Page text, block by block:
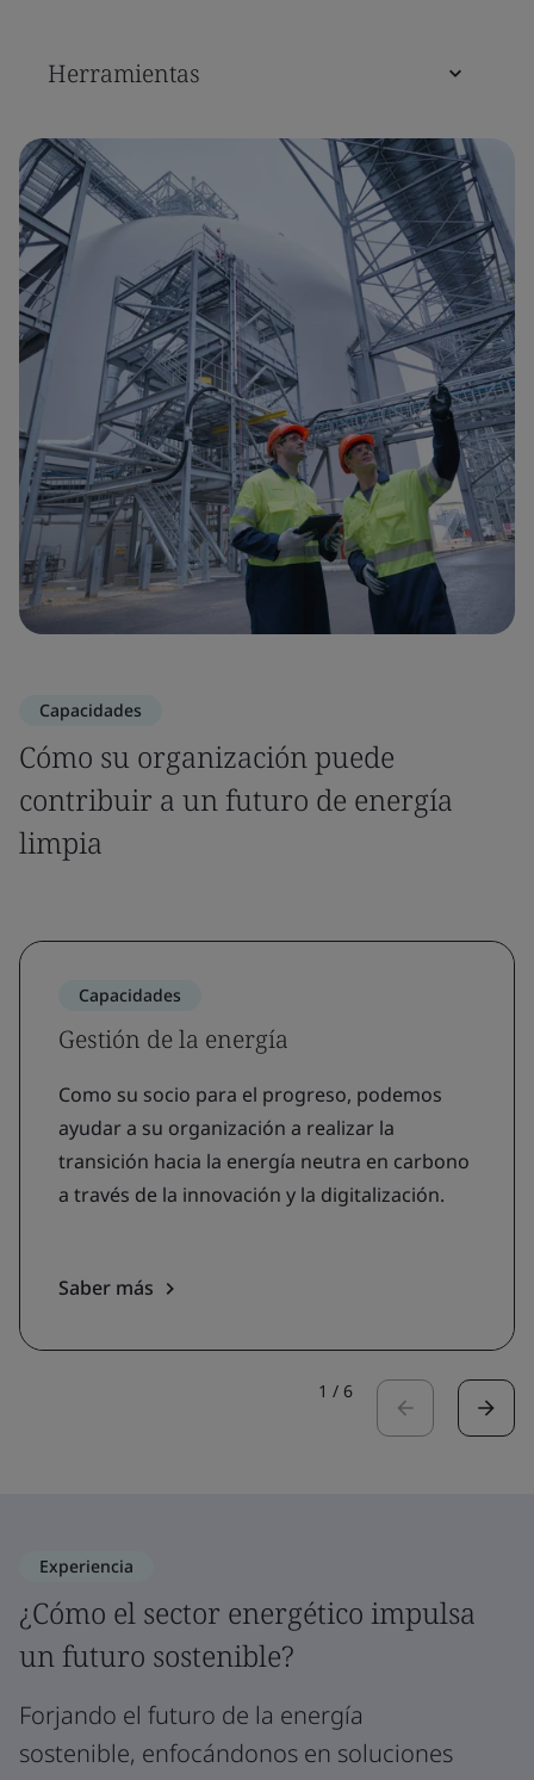
Herramientas
Capacidades
Cómo su organización puede
contribuir a un futuro de energía
limpia
Capacidades
Gestión de la energía
Como su socio para el progreso, podemos
ayudar a su organización a realizar la
transición hacia la energía neutra en carbono
a través de la innovación y la digitalización.
Saber más
1 / 6
Experiencia
¿Cómo el sector energético impulsa
un futuro sostenible?
Forjando el futuro de la energía
sostenible, enfocándonos en soluciones